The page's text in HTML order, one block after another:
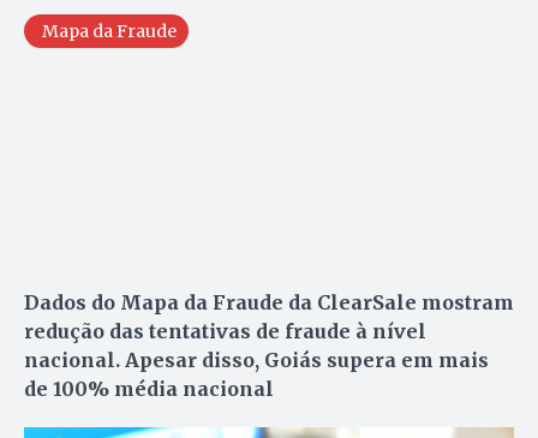
Mapa da Fraude
Dados do Mapa da Fraude da ClearSale mostram
redução das tentativas de fraude à nível
nacional. Apesar disso, Goiás supera em mais
de 100% média nacional